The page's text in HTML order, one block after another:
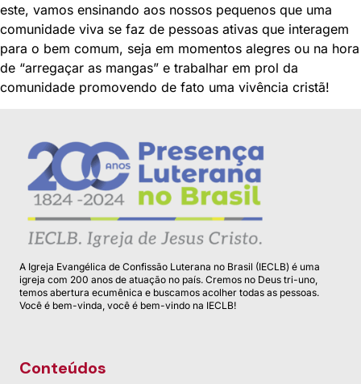
este, vamos ensinando aos nossos pequenos que uma
comunidade viva se faz de pessoas ativas que interagem
para o bem comum, seja em momentos alegres ou na hora
de “arregaçar as mangas” e trabalhar em prol da
comunidade promovendo de fato uma vivência cristã!
A Igreja Evangélica de Confissão Luterana no Brasil (IECLB) é uma
igreja com 200 anos de atuação no país. Cremos no Deus tri-uno,
temos abertura ecumênica e buscamos acolher todas as pessoas.
Você é bem-vinda, você é bem-vindo na IECLB!
Conteúdos